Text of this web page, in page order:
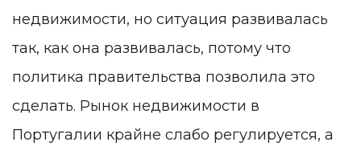
недвижимости, но ситуация развивалась
так, как она развивалась, потому что
политика правительства позволила это
сделать. Рынок недвижимости в
Португалии крайне слабо регулируется, а